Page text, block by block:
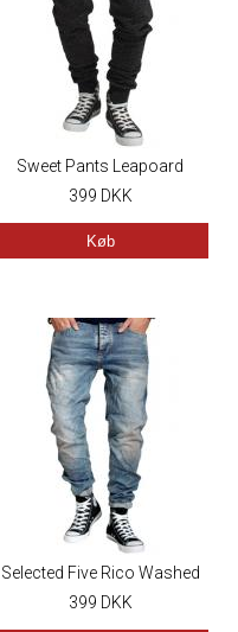
Sweet Pants Leapoard
399 DKK
Køb
Selected Five Rico Washed
399 DKK